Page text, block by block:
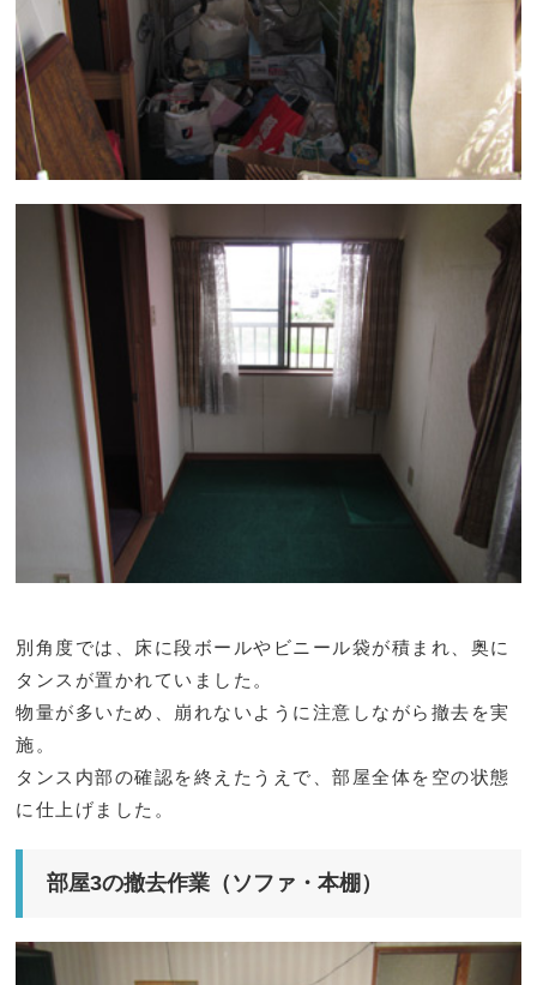
別角度では、床に段ボールやビニール袋が積まれ、奥に
タンスが置かれていました。
物量が多いため、崩れないように注意しながら撤去を実
施。
タンス内部の確認を終えたうえで、部屋全体を空の状態
に仕上げました。
部屋3の撤去作業（ソファ・本棚）